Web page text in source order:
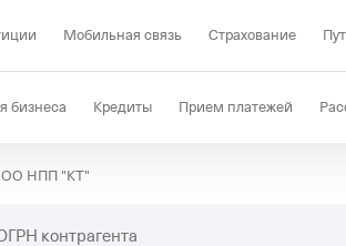
Мобильная связь Страхование
бизнеса Кредиты Прием платежей
Депозиты
НПП "КТ"
контрагента